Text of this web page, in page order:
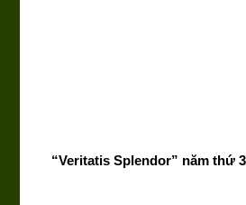
“Veritatis Splendor” năm thứ